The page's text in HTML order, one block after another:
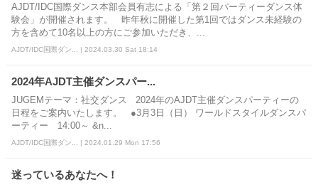
AJDT/IDC国際ダンス本部会員有志による「第２回パーティーダンス体
験会」が開催されます。 昨年秋に開催した第1回ではダンス未経験の
方を含めて10名以上の方にご参加いただき、...
AJDT/IDC国際ダン... | 2024.03.30 Sat 18:14
2024年AJDT主催ダンスパー...
JUGEMテーマ：社交ダンス 2024年のAJDT主催ダンスパーティーの
日程をご案内いたします。 ●3月3日（日） ワールドスタイルダンスパ
ーティー 14:00～ &n...
AJDT/IDC国際ダン... | 2024.01.29 Mon 17:56
迷っているあなたへ！